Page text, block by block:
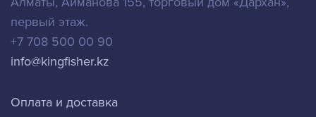
первый этаж.
+7 708 500 00 90
info@kingfisher.kz
Оплата и доставка